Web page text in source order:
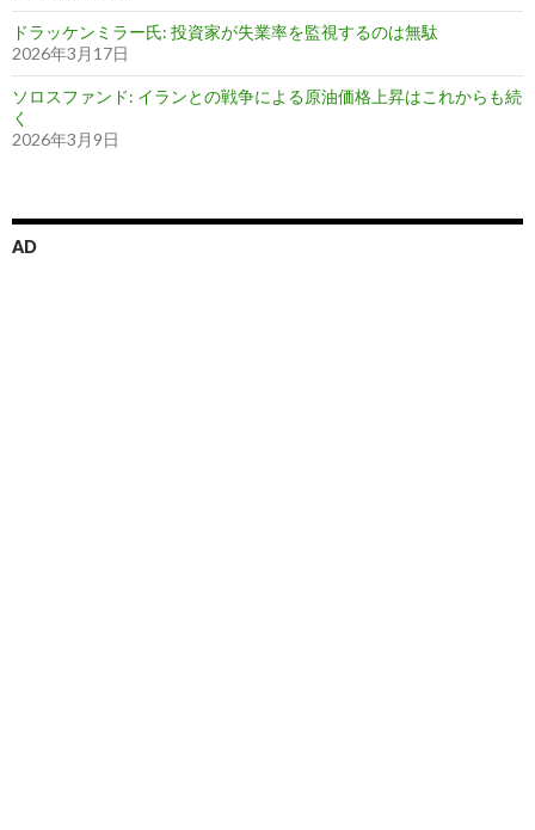
ドラッケンミラー氏: 投資家が失業率を監視するのは無駄
2026年3月17日
ソロスファンド: イランとの戦争による原油価格上昇はこれからも続
く
2026年3月9日
AD